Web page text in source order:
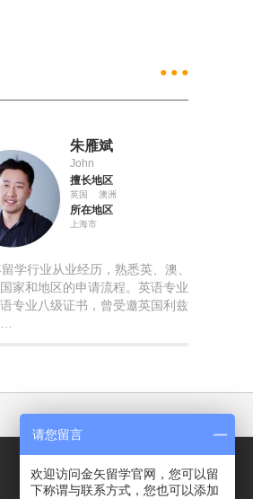
● ● ●
朱雁斌
John
擅长地区
英国 澳洲
所在地区
上海市
学行业从业经历，熟悉英、澳、港
家和地区的申请流程。英语专业本
专业八级证书，曾受邀英国利兹大
请您留言
欢迎访问金矢留学官网，您可以留
下称谓与联系方式，您也可以添加